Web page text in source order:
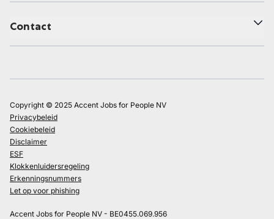
Contact
Copyright © 2025 Accent Jobs for People NV
Privacybeleid
Cookiebeleid
Disclaimer
ESF
Klokkenluidersregeling
Erkenningsnummers
Let op voor phishing
Accent Jobs for People NV - BE0455.069.956